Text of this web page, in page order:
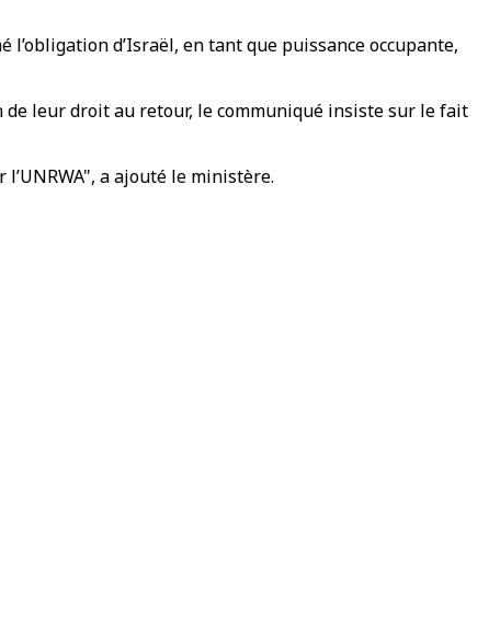
d’Israël, en tant que puissance occupante,
leur droit au retour, le communiqué insiste sur le fait
a ajouté le ministère.